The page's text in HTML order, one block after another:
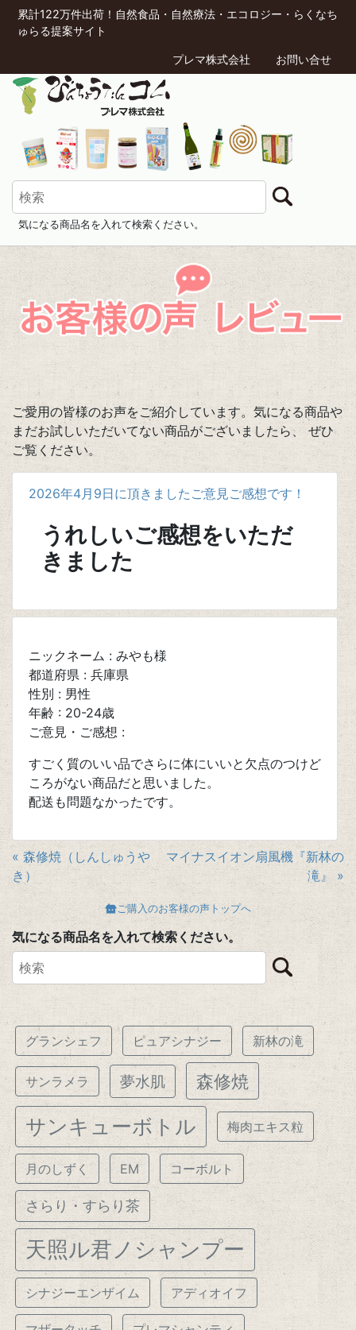
累計122万件出荷！自然食品・自然療法・エコロジー・らくなち
ゅらる提案サイト
プレマ株式会社 お問い合せ
気になる商品名を入れて検索ください。
ご愛用の皆様のお声をご紹介しています。気になる商品や
まだお試しいただいてない商品がございましたら、 ぜひ
ご覧ください。
2026年4月9日に頂きましたご意見ご感想です！
うれしいご感想をいただ
きました
ニックネーム : みやも様
都道府県 : 兵庫県
性別 : 男性
年齢 : 20-24歳
ご意見・ご感想 :
すごく質のいい品でさらに体にいいと欠点のつけど
ころがない商品だと思いました。
配送も問題なかったです。
« 森修焼（しんしゅうや
き）
マイナスイオン扇風機『新林の
滝』 »
ご購入のお客様の声トップへ
気になる商品名を入れて検索ください。
グランシェフ ピュアシナジー 新林の滝
サンラメラ 夢水肌 森修焼
サンキューボトル 梅肉エキス粒
月のしずく EM コーボルト
さらり・すらり茶
天照ル君ノシャンプー
シナジーエンザイム アディオイフ